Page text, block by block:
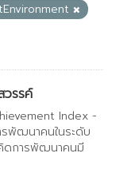
วรรค์
Index -
รพัฒนาคนในระดับ
ดการพัฒนาคนมี